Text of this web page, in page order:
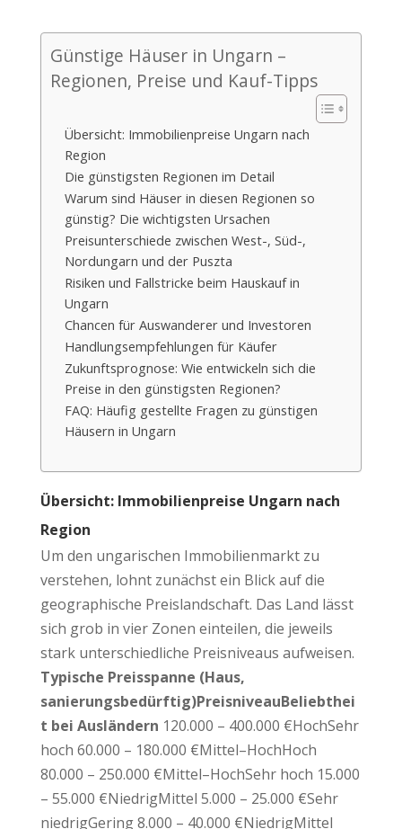
Günstige Häuser in Ungarn –
Regionen, Preise und Kauf-Tipps
Übersicht: Immobilienpreise Ungarn nach
Region
Die günstigsten Regionen im Detail
Warum sind Häuser in diesen Regionen so
günstig? Die wichtigsten Ursachen
Preisunterschiede zwischen West-, Süd-,
Nordungarn und der Puszta
Risiken und Fallstricke beim Hauskauf in
Ungarn
Chancen für Auswanderer und Investoren
Handlungsempfehlungen für Käufer
Zukunftsprognose: Wie entwickeln sich die
Preise in den günstigsten Regionen?
FAQ: Häufig gestellte Fragen zu günstigen
Häusern in Ungarn
Übersicht: Immobilienpreise Ungarn nach
Region
Um den ungarischen Immobilienmarkt zu
verstehen, lohnt zunächst ein Blick auf die
geographische Preislandschaft. Das Land lässt
sich grob in vier Zonen einteilen, die jeweils
stark unterschiedliche Preisniveaus aufweisen.
Typische Preisspanne (Haus,
sanierungsbedürftig)PreisniveauBeliebthei
t bei Ausländern 120.000 – 400.000 €HochSehr
hoch 60.000 – 180.000 €Mittel–HochHoch
80.000 – 250.000 €Mittel–HochSehr hoch 15.000
– 55.000 €NiedrigMittel 5.000 – 25.000 €Sehr
niedrigGering 8.000 – 40.000 €NiedrigMittel